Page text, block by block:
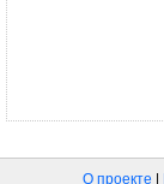
О проекте